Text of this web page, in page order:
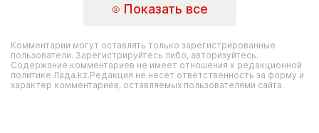
Показать все
Комментарии могут оставлять только зарегистрированные
пользователи. Зарегистрируйтесь либо, авторизуйтесь.
Содержание комментариев не имеет отношения к редакционной
политике Лада.kz.Редакция не несет ответственность за форму и
характер комментариев, оставляемых пользователями сайта.